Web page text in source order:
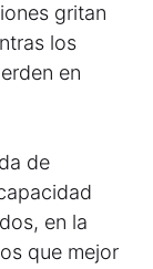
gritan
los
en
de
en la
que mejor